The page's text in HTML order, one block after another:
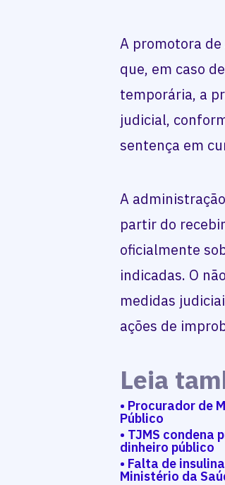
A promotora de
que, em caso
temporária, a
judicial,
sentença em
A
partir do
oficialmente
indicadas. O
medidas
ações de
Leia
• Procurador de
Público
• TJMS condena
dinheiro público
• Falta de
Ministério da